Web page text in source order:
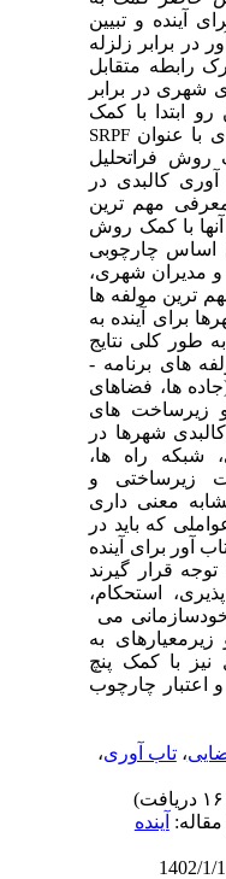
آینده و تبیین
در برابر زلزله
رابطه متقابل
شهری در برابر
ابتدا با کمک
با عنوان SRPF
فراتحلیل
آوری کالبدی در
مهم ­ترین
آنها با کمک روش
اساس چارچوبی
و مدیران شهری،
­ترین مولفه ­ها
برای آینده به
طور کلی نتایج
­های برنامه
ها، فضاهای
زیرساخت ­های
شهرها در
شبکه راه­ ها،
زیرساختی و
معنی داری
که باید در
آور برای آینده
قرار گیرند
استحکام،
می
به
با کمک پنچ
اعتبار چارچوب
،تاب ­آوری،
آینده